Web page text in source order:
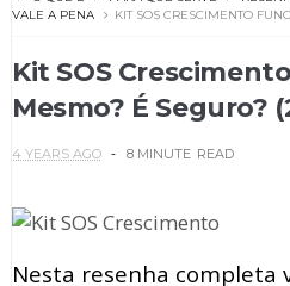
VALE A PENA
KIT SOS CRESCIMENTO
Kit SOS
Mesmo? É Seguro?
4 YEARS AGO 8 MINUTE READ
Nesta resenha completa